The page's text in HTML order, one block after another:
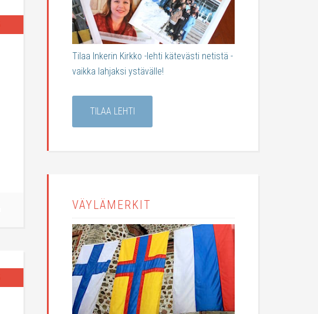
Tilaa Inkerin Kirkko -lehti kätevästi netistä -
vaikka lahjaksi ystävälle!
TILAA LEHTI
VÄYLÄMERKIT